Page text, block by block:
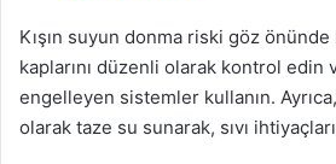
Kışın suyun donma riski göz önünde
kaplarını düzenli olarak kontrol edin
engelleyen sistemler kullanın.
olarak taze su sunarak, sıvı